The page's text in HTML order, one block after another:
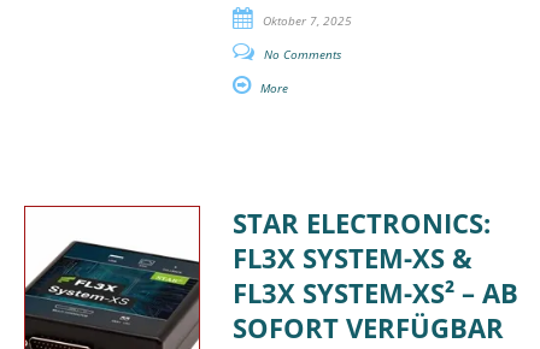
Oktober 7, 2025
No Comments
More
STAR ELECTRONICS:
FL3X SYSTEM-XS &
FL3X SYSTEM-XS² – AB
SOFORT VERFÜGBAR